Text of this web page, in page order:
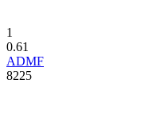
1
0.61
ADMF
8225